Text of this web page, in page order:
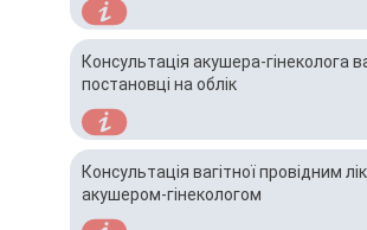
Консультація акушера-гінеколога
постановці на облік
Консультація вагітної провідним
акушером-гінекологом